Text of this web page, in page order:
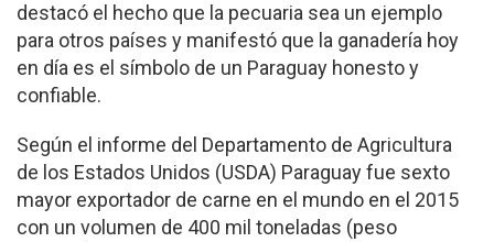
destacó el hecho que la pecuaria sea un ejemplo
para otros países y manifestó que la ganadería hoy
en día es el símbolo de un Paraguay honesto y
confiable.
Según el informe del Departamento de Agricultura
de los Estados Unidos (USDA) Paraguay fue sexto
mayor exportador de carne en el mundo en el 2015
con un volumen de 400 mil toneladas (peso